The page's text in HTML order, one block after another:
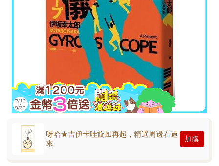
呀哈★吉伊卡哇旋風再起，精選周邊看過
來
加購